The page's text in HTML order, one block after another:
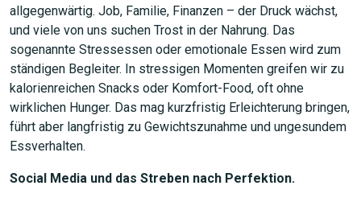
allgegenwärtig. Job, Familie, Finanzen – der Druck wächst,
und viele von uns suchen Trost in der Nahrung. Das
sogenannte Stressessen oder emotionale Essen wird zum
ständigen Begleiter. In stressigen Momenten greifen wir zu
kalorienreichen Snacks oder Komfort-Food, oft ohne
wirklichen Hunger. Das mag kurzfristig Erleichterung bringen,
führt aber langfristig zu Gewichtszunahme und ungesundem
Essverhalten.
Social Media und das Streben nach Perfektion.